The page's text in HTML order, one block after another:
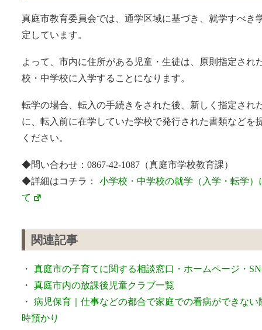
真庭市教育委員会では、通学区域に基づき、就学すべき
定しています。
よって、市内に住所がある児童・生徒は、原則指定され
校・中学校に入学することになります。
転学の場合、転入の手続きをされた後、新しく指定され
に、転入前に在学していた学校で発行された書類などを
ください。
◆問い合わせ：0867-42-1087（真庭市学校教育課）
◆詳細はコチラ：
小学校・中学校の就学（入学・転学）
て
関連記事
・
真庭市の子育てに関する相談窓口・ホームページ・
・
真庭市内の放課後児童クラブ一覧
・
病児保育｜仕事などの都合で家庭での看病ができない
時預かり